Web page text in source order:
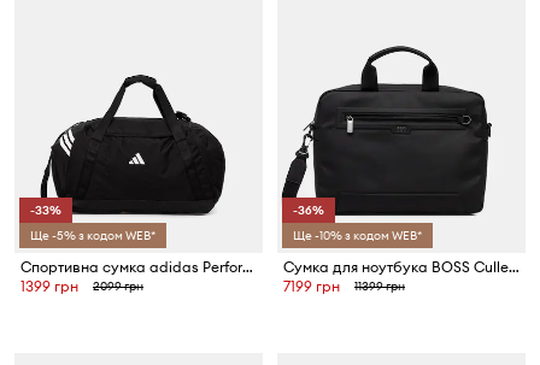
-33%
Ще -5% з кодом WEB*
Спортивна сумка adidas Performance Tiro
1399 грн
2099 грн
-36%
Ще -10% з кодом WEB*
Сумка для ноутбука BOSS Cullen_Doc. Case
7199 грн
11399 грн